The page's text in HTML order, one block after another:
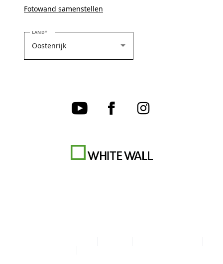
Fotowand samenstellen
LANDSELECTEER UW LAND